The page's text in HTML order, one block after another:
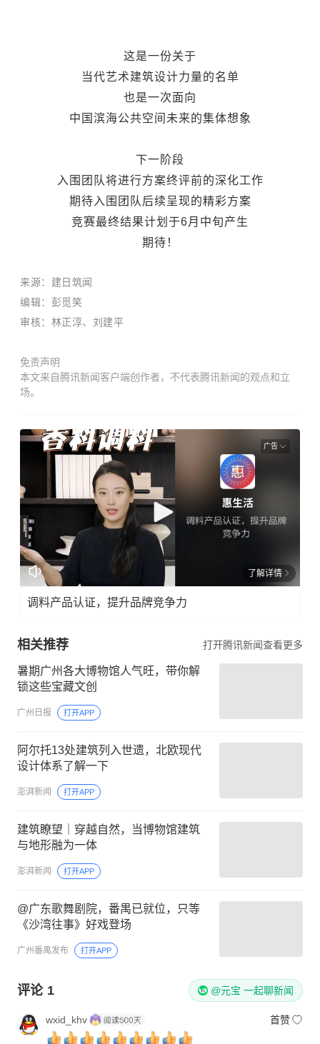
这是一份关于
当代艺术建筑设计力量的名单
也是一次面向
中国滨海公共空间未来的集体想象
下一阶段
入围团队将进行方案终评前的深化工作
期待入围团队后续呈现的精彩方案
竞赛最终结果计划于6月中旬产生
期待！
来源：建日筑闻
编辑：彭觅笑
审核：林正淳、刘建平
免责声明
本文来自腾讯新闻客户端创作者，不代表腾讯新闻的观点和立
场。
广告
了解详情
调料产品认证，提升品牌竞争力
相关推荐 打开腾讯新闻查看更多
暑期广州各大博物馆人气旺，带你解
锁这些宝藏文创
广州日报 打开APP
阿尔托13处建筑列入世遗，北欧现代
设计体系了解一下
澎湃新闻 打开APP
建筑瞭望｜穿越自然，当博物馆建筑
与地形融为一体
澎湃新闻 打开APP
@广东歌舞剧院，番禺已就位，只等
《沙湾往事》好戏登场
广州番禺发布 打开APP
评论 1 @元宝 一起聊新闻
wxid_khv 首赞